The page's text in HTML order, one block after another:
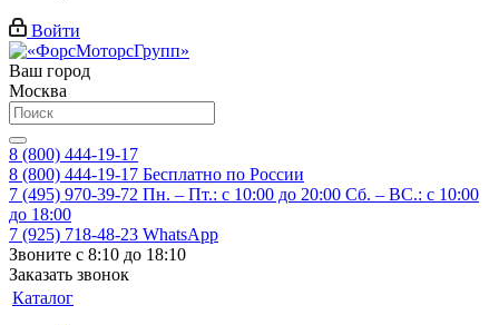
Войти
Ваш город
Москва
8 (800) 444-19-17
8 (800) 444-19-17 Бесплатно по России
7 (495) 970-39-72 Пн. – Пт.: с 10:00 до 20:00 Сб. – ВС.: c 10:00
до 18:00
7 (925) 718-48-23 WhatsApp
Звоните с 8:10 до 18:10
Заказать звонок
Каталог